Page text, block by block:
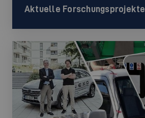
Aktuelle Forschungsprojekte